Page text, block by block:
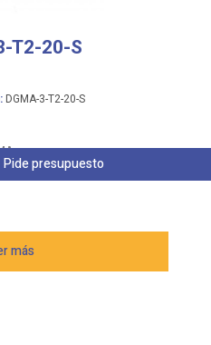
T2-20-S
DGMA-3-T2-20-S
más
Pide presupuesto